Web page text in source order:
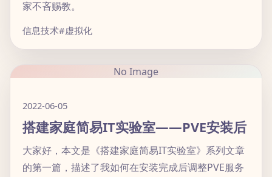
家不吝赐教。
信息技术#虚拟化
No Image
2022-06-05
搭建家庭简易IT实验室——PVE安装后
大家好，本文是《搭建家庭简易IT实验室》系列文章
的第一篇，描述了我如何在安装完成后调整PVE服务